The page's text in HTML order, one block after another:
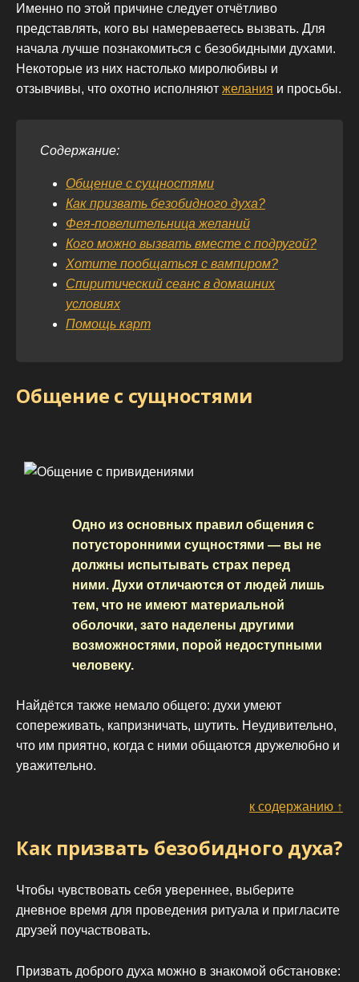
Именно по этой причине следует отчётливо
представлять, кого вы намереваетесь вызвать. Для
начала лучше познакомиться с безобидными духами.
Некоторые из них настолько миролюбивы и
отзывчивы, что охотно исполняют желания и просьбы.
Содержание:
Общение с сущностями
Как призвать безобидного духа?
Фея-повелительница желаний
Кого можно вызвать вместе с подругой?
Хотите пообщаться с вампиром?
Спиритический сеанс в домашних
условиях
Помощь карт
Общение с сущностями
Одно из основных правил общения с
потусторонними сущностями — вы не
должны испытывать страх перед
ними. Духи отличаются от людей лишь
тем, что не имеют материальной
оболочки, зато наделены другими
возможностями, порой недоступными
человеку.
Найдётся также немало общего: духи умеют
сопереживать, капризничать, шутить. Неудивительно,
что им приятно, когда с ними общаются дружелюбно и
уважительно.
к содержанию ↑
Как призвать безобидного духа?
Чтобы чувствовать себя увереннее, выберите
дневное время для проведения ритуала и пригласите
друзей поучаствовать.
Призвать доброго духа можно в знакомой обстановке: